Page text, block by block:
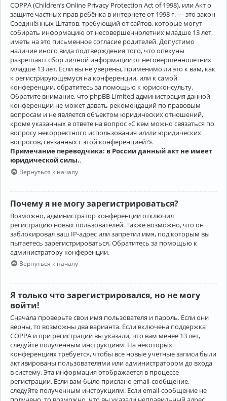
COPPA (Children’s Online Privacy Protection Act of 1998), или Акт о
защите частных прав ребёнка в интернете от 1998 г. — это закон
Соединённых Штатов, требующий от сайтов, которые могут
собирать информацию от несовершеннолетних младше 13 лет,
иметь на это письменное согласие родителей. Допустимо
наличие иного вида подтверждения того, что опекуны
разрешают сбор личной информации от несовершеннолетних
младше 13 лет. Если вы не уверены, применимо ли это к вам, как
к регистрирующемуся на конференции, или к самой
конференции, обратитесь за помощью к юрисконсульту.
Обратите внимание, что phpBB Limited администрация данной
конференции не может давать рекомендаций по правовым
вопросам и не является объектом юридических отношений,
кроме указанных в ответе на вопрос «С кем можно связаться по
вопросу некорректного использования и/или юридических
вопросов, связанных с этой конференцией?».
Примечание переводчика: в России данный акт не имеет
юридической силы..
Вернуться к началу
Почему я не могу зарегистрироваться?
Возможно, администратор конференции отключил
регистрацию новых пользователей. Также возможно, что он
заблокировал ваш IP-адрес или запретил имя, под которым вы
пытаетесь зарегистрироваться. Обратитесь за помощью к
администратору конференции.
Вернуться к началу
Я только что зарегистрировался, но не могу
войти!
Сначала проверьте свои имя пользователя и пароль. Если они
верны, то возможны два варианта. Если включена поддержка
COPPA и при регистрации вы указали, что вам менее 13 лет,
следуйте полученным инструкциям. На некоторых
конференциях требуется, чтобы все новые учётные записи были
активированы пользователями или администратором до входа
в систему. Эта информация отображается в процессе
регистрации. Если вам было прислано email-сообщение,
следуйте полученным инструкциям. Если email-сообщение не